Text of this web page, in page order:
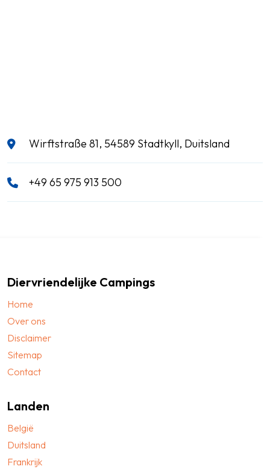
Wirftstraße 81, 54589 Stadtkyll, Duitsland
+49 65 975 913 500
Diervriendelijke Campings
Home
Over ons
Disclaimer
Sitemap
Contact
Landen
België
Duitsland
Frankrijk